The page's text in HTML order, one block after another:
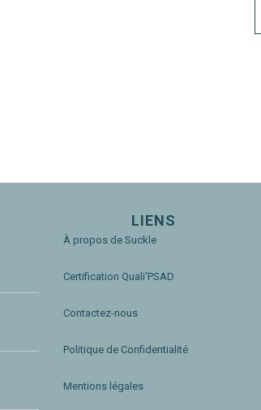
LIENS
À propos de Suckle
Certification Quali'PSAD
Contactez-nous
Politique de Confidentialité
Mentions légales